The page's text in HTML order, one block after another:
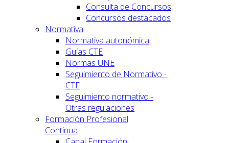
Consulta de Concursos
Concursos destacados
Normativa
Normativa autonómica
Guías CTE
Normas UNE
Seguimiento de Normativo -
CTE
Seguimiento normativo -
Otras regulaciones
Formación Profesional
Continua